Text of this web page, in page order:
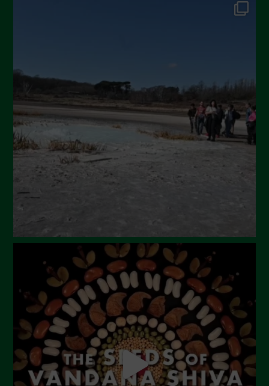
Settembre 2024
Luglio 2024
Maggio 2024
Aprile 2024
Marzo 2024
Febbraio 2024
Ottobre 2023
Settembre 2023
Agosto 2023
Luglio 2023
Giugno 2023
Maggio 2023